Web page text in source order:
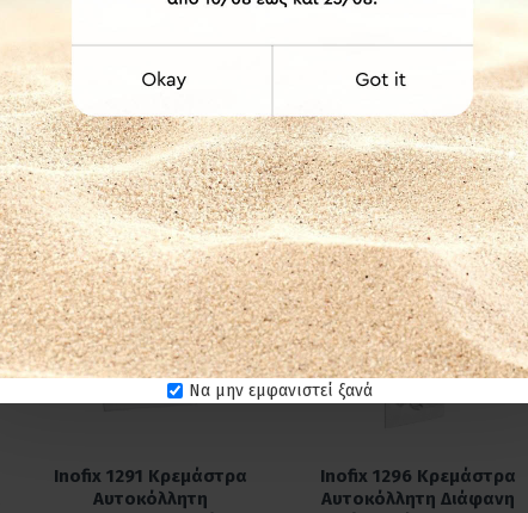
Να μην εμφανιστεί ξανά
ΕΤΟΙΜΟΠΑΡΑΔΟΤΟ
Inofix 1291 Κρεμάστρα
Αυτοκόλλητη
ΕΤΟΙΜΟΠΑΡΑΔΟΤΟ
Inofix 1296 Κρεμάστρα
Αυτοκόλλητη Διάφανη